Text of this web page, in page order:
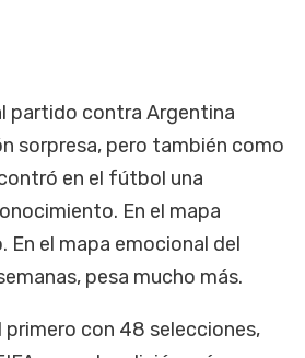
partido contra Argentina
sorpresa, pero también como
en el fútbol una
En el mapa
En el mapa emocional del
pesa mucho más.
primero con 48 selecciones,